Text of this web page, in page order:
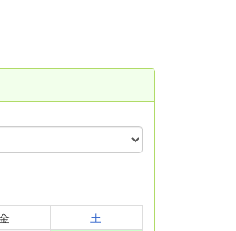
土